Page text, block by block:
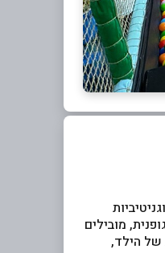
מובילים
של הילד,